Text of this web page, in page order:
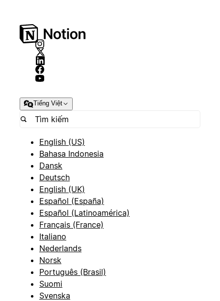
Tiếng Việt
English (US)
Bahasa Indonesia
Dansk
Deutsch
English (UK)
Español (España)
Español (Latinoamérica)
Français (France)
Italiano
Nederlands
Norsk
Português (Brasil)
Suomi
Svenska